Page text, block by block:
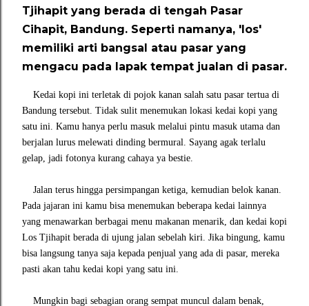
Tjihapit yang berada di tengah Pasar
Cihapit, Bandung. Seperti namanya, 'los'
memiliki arti bangsal atau pasar yang
mengacu pada lapak tempat jualan di pasar.
Kedai kopi ini terletak di pojok kanan salah satu pasar tertua di
Bandung tersebut. Tidak sulit menemukan lokasi kedai kopi yang
satu ini. Kamu hanya perlu masuk melalui pintu masuk utama dan
berjalan lurus melewati dinding bermural. Sayang agak terlalu
gelap, jadi fotonya kurang cahaya ya bestie.
Jalan terus hingga persimpangan ketiga, kemudian belok kanan.
Pada jajaran ini kamu bisa menemukan beberapa kedai lainnya
yang menawarkan berbagai menu makanan menarik, dan kedai kopi
Los Tjihapit berada di ujung jalan sebelah kiri. Jika bingung, kamu
bisa langsung tanya saja kepada penjual yang ada di pasar, mereka
pasti akan tahu kedai kopi yang satu ini.
Mungkin bagi sebagian orang sempat muncul dalam benak,